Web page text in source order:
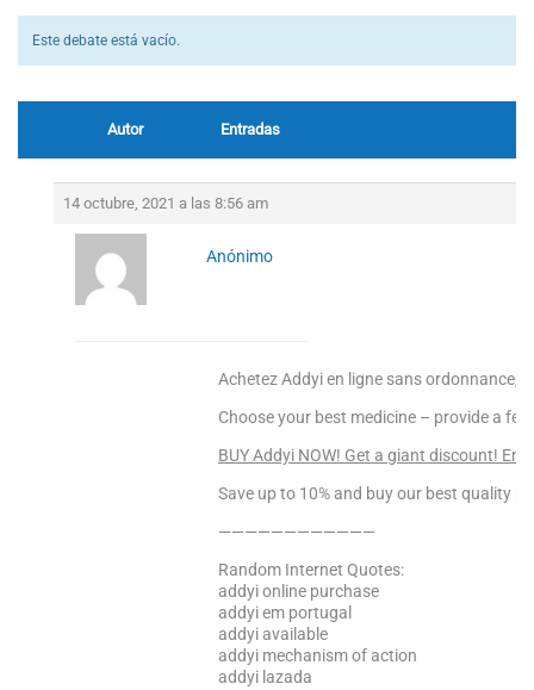
Este debate está vacío.
Autor Entradas
14 octubre, 2021 a las 8:56 am
Anónimo
Achetez Addyi en ligne sans ordonnance,
Choose your best medicine – provide a
BUY Addyi NOW! Get a giant discount!
Save up to 10% and buy our best quality
————————————
Random Internet Quotes:
addyi online purchase
addyi em portugal
addyi available
addyi mechanism of action
addyi lazada